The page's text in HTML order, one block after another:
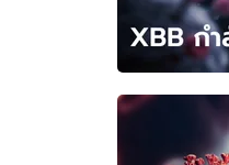
ดาวน์โห
สงวนลิขสิทธิ์ ©